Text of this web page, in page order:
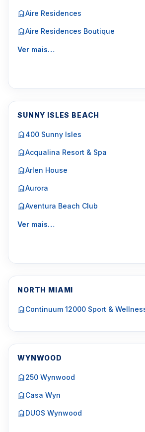
Aire Residences
Aire Residences Boutique
Ver mais…
SUNNY ISLES BEACH
400 Sunny Isles
Acqualina Resort & Spa
Arlen House
Aurora
Aventura Beach Club
Ver mais…
NORTH MIAMI
Continuum 12000 Sport &
WYNWOOD
250 Wynwood
Casa Wyn
DUOS Wynwood